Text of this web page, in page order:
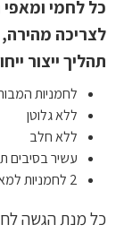
כל לחמי ומאפי
לצריכה
תהליך ייצור
לחמניות
ללא גלוטן
ללא חלב
עשיר בסיבים
2 לחמניות למארז
כל מנת הגשה